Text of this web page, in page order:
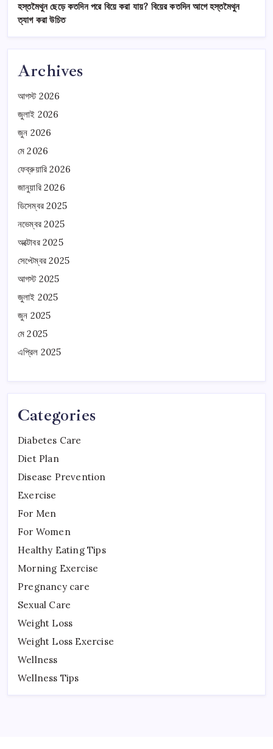
হস্তমৈথুন ছেড়ে কতদিন পরে বিয়ে করা যায়? বিয়ের কতদিন আগে হস্তমৈথুন
ত্যাগ করা উচিত
Archives
আগস্ট 2026
জুলাই 2026
জুন 2026
মে 2026
ফেব্রুয়ারি 2026
জানুয়ারি 2026
ডিসেম্বর 2025
নভেম্বর 2025
অক্টোবর 2025
সেপ্টেম্বর 2025
আগস্ট 2025
জুলাই 2025
জুন 2025
মে 2025
এপ্রিল 2025
Categories
Diabetes Care
Diet Plan
Disease Prevention
Exercise
For Men
For Women
Healthy Eating Tips
Morning Exercise
Pregnancy care
Sexual Care
Weight Loss
Weight Loss Exercise
Wellness
Wellness Tips